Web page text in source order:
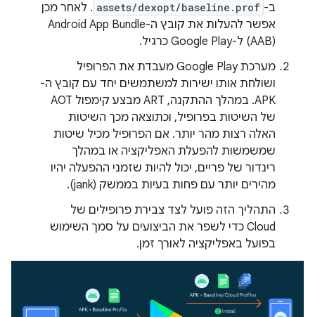
ב- assets/dexopt/baseline.prof . לאחר מכן
(AAB) ל-Google Play כרגיל.
מערכת Google Play מעבדת את הפרופיל
ושולחת אותו ישירות למשתמשים יחד עם קובץ ה-
APK. במהלך ההתקנה, ART מבצע קימפול AOT
של השיטות בפרופיל, וכתוצאה מכך השיטות
האלה רצות מהר יותר. אם הפרופיל מכיל שיטות
שמשמשות להפעלת האפליקציה או במהלך
רינדור של פריים, יכול להיות שזמני ההפעלה יהיו
מהירים יותר עם פחות בעיות בממשק (jank).
התהליך הזה פועל לצד צבירת פרופילים של
Cloud כדי לשפר את הביצועים על סמך השימוש
בפועל באפליקציה לאורך זמן.